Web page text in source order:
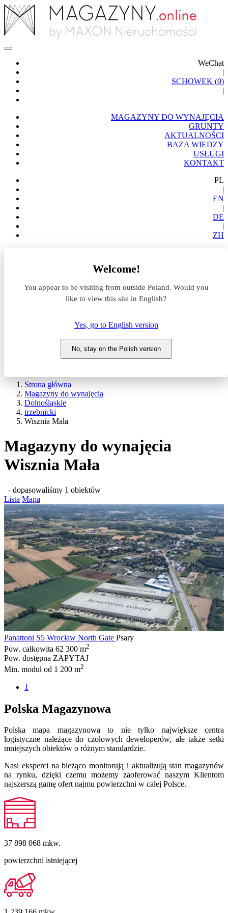
WeChat
|
SCHOWEK (0)
|
MAGAZYNY DO WYNAJĘCIA
GRUNTY
AKTUALNOŚCI
BAZA WIEDZY
USŁUGI
KONTAKT
PL
|
EN
|
DE
|
ZH
Welcome!
You appear to be visiting from outside Poland. Would you
like to view this site in English?
Yes, go to English version
No, stay on the Polish version
Lokalizacja
Strona główna
Magazyny do wynajęcia
Dolnośląskie
trzebnicki
Wisznia Mała
Magazyny do wynajęcia
Wisznia Mała
- dopasowaliśmy 1 obiektów
Lista Mapa
Panattoni S5 Wrocław North Gate Psary
Pow. całkowita 62 300 m2
Pow. dostępna ZAPYTAJ
Min. modułod 1 200 m2
1
Polska Magazynowa
Polska mapa magazynowa to nie tylko największe centra
logistyczne należące do czołowych deweloperów, ale także setki
mniejszych obiektów o różnym standardzie.
Nasi eksperci na bieżąco monitorują i aktualizują stan magazynów
na rynku, dzięki czemu możemy zaoferować naszym Klientom
najszerszą gamę ofert najmu powierzchni w całej Polsce.
37 898 068 mkw.
powierzchni istniejącej